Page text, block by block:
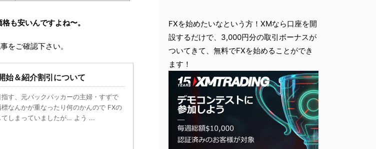
も安いんですよね〜。
をご確認下さい。
始＆紹介割引について
す、元バックパッカーの主婦・すずで
なんかが重なったり何のかんので FXの
しまっていましたが… よう ...
FXを始めたいなという方！XMなら口座を開
設するだけで、3,000円分の取引ボーナスが
ついてきて、無料でFXを始めることができ
ます！